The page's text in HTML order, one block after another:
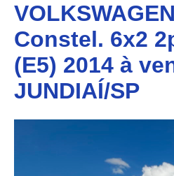
Constel. 6x2
(E5) 2014 à
JUNDIAÍ/SP